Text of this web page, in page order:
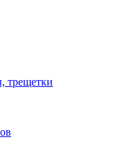
трещетки